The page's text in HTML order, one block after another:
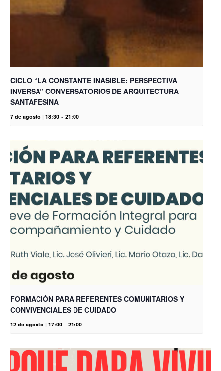
CICLO “LA CONSTANTE INASIBLE: PERSPECTIVA
INVERSA” CONVERSATORIOS DE ARQUITECTURA
SANTAFESINA
7 de agosto | 18:30 - 21:00
FORMACIÓN PARA REFERENTES COMUNITARIOS Y
CONVIVENCIALES DE CUIDADO
12 de agosto | 17:00 - 21:00